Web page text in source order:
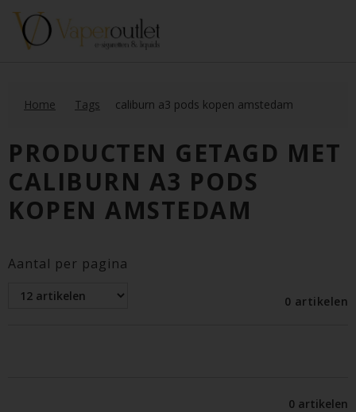
Home Tags caliburn a3 pods kopen amstedam
PRODUCTEN GETAGD MET
CALIBURN A3 PODS
KOPEN AMSTEDAM
Aantal per pagina
0 artikelen
0 artikelen